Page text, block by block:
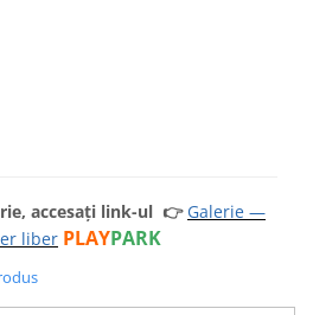
accesați link-ul 👉 Galerie —
liber PLAYPARK